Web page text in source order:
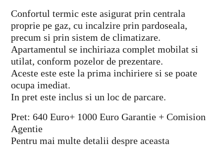
Confortul termic este asigurat prin centrala
proprie pe gaz, cu incalzire prin pardoseala,
precum si prin sistem de climatizare.
Apartamentul se inchiriaza complet mobilat si
utilat, conform pozelor de prezentare.
Aceste este este la prima inchiriere si se poate
ocupa imediat.
In pret este inclus si un loc de parcare.
Pret: 640 Euro+ 1000 Euro Garantie + Comision
Agentie
Pentru mai multe detalii despre aceasta